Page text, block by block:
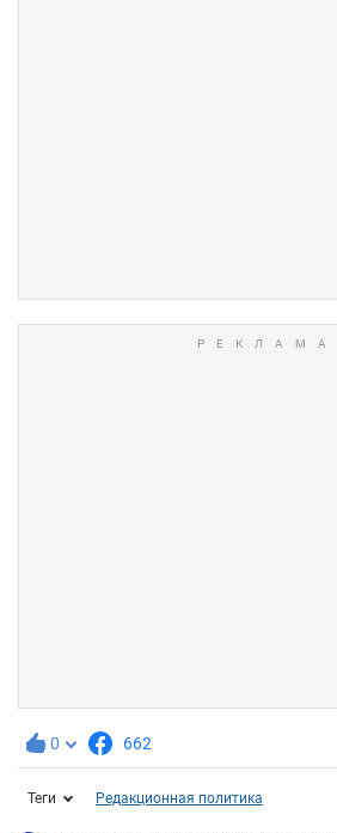
0 662
Теги Редакционная политика